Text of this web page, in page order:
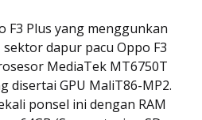
F3 Plus yang menggunkan
dapur pacu Oppo F3
MediaTek MT6750T
disertai GPU MaliT86-MP2.
ponsel ini dengan RAM